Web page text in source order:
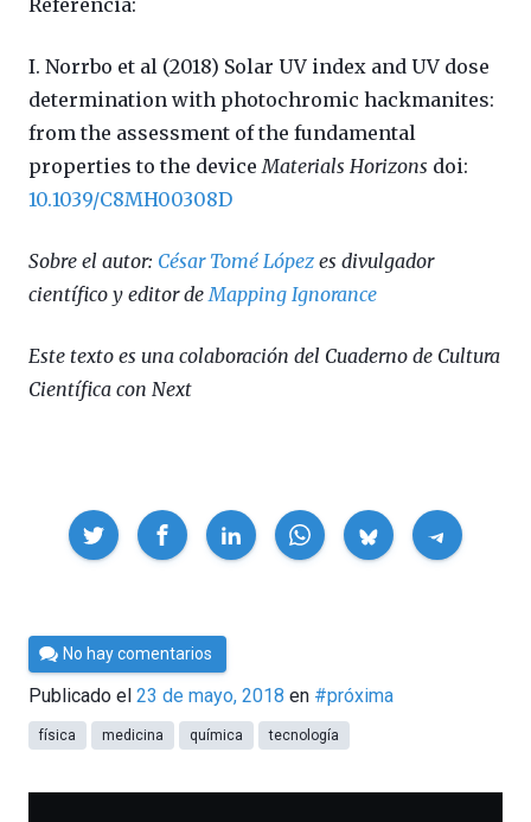
I. Norrbo et al (2018) Solar UV index and UV dose
determination with photochromic hackmanites:
from the assessment of the fundamental
properties to the device Materials Horizons doi:
10.1039/C8MH00308D
Sobre el autor: César Tomé López es divulgador
científico y editor de Mapping Ignorance
Este texto es una colaboración del Cuaderno de Cultura
Científica con Next
Compartir
Por
César
Tomé
No hay comentarios
Publicado el 23 de mayo, 2018 en #próxima
física medicina química tecnología